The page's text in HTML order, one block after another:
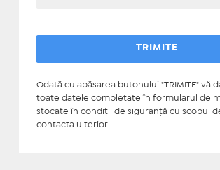
Odată cu apăsarea butonului "TRIMITE" vă
toate datele completate în formularul de
stocate în condiţii de siguranţă cu scopul
contacta ulterior.